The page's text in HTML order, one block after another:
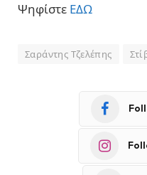
Ψηφίστε ΕΔΩ
Σαράντης Τζελέπης